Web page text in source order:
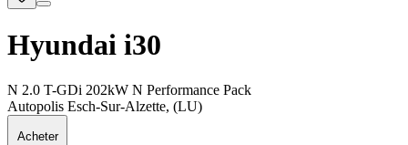
Hyundai i30
N 2.0 T-GDi 202kW N Performance Pack
Autopolis Esch-Sur-Alzette, (LU)
Acheter